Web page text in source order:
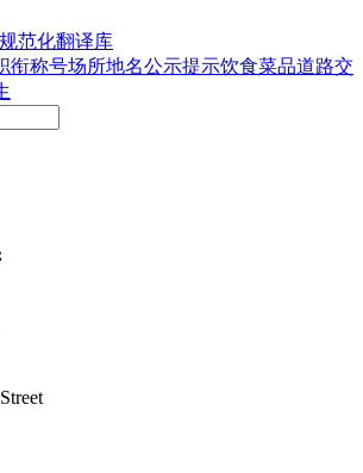
规范化翻译库
衔称号场所地名公示提示饮食菜品道路交